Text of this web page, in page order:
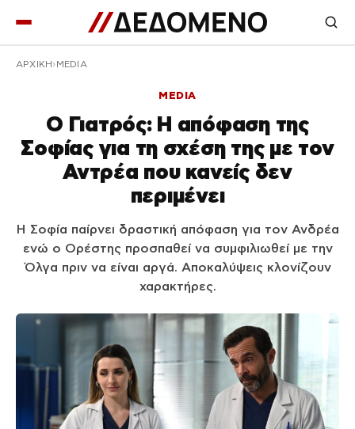
ΑΡΧΙΚΉ MEDIA
MEDIA
Ο Γιατρός: Η απόφαση της
Σοφίας για τη σχέση της με τον
Αντρέα που κανείς δεν
περιμένει
Η Σοφία παίρνει δραστική απόφαση για τον Ανδρέα
ενώ ο Ορέστης προσπαθεί να συμφιλιωθεί με την
Όλγα πριν να είναι αργά. Αποκαλύψεις κλονίζουν
χαρακτήρες.